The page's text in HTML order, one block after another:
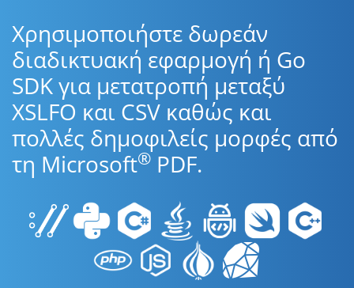
Χρησιμοποιήστε δωρεάν
διαδικτυακή εφαρμογή ή Go
SDK για μετατροπή μεταξύ
XSLFO και CSV καθώς και
πολλές δημοφιλείς μορφές από
τη Microsoft® PDF.